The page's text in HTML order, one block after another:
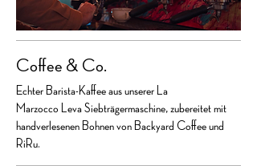
Coffee & Co.
Echter Barista-Kaffee aus unserer La
Marzocco Leva Siebträgermaschine, zubereitet mit
handverlesenen Bohnen von Backyard Coffee und
RiRu.